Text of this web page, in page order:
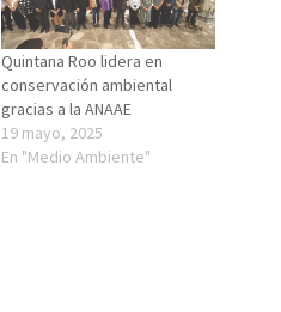
Quintana Roo lidera en
conservación ambiental
gracias a la ANAAE
19 mayo, 2025
En "Medio Ambiente"